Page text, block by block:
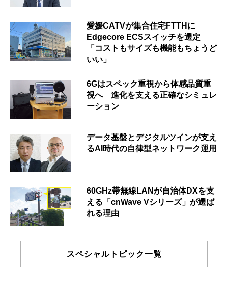
愛媛CATVが集合住宅FTTHに
Edgecore ECSスイッチを選定
「コストもサイズも機能もちょうど
いい」
6Gはスペック重視から体感品質重
視へ 進化を支える正確なシミュレ
ーション
データ基盤とデジタルツインが支え
るAI時代の自律型ネットワーク運用
60GHz帯無線LANが自治体DXを支
える「cnWave Vシリーズ」が選ば
れる理由
スペシャルトピック一覧